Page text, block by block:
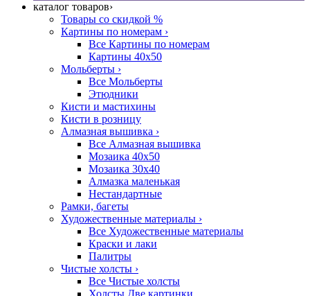
каталог товаров›
Товары со скидкой %
Картины по номерам ›
Все Картины по номерам
Картины 40x50
Мольберты ›
Все Мольберты
Этюдники
Кисти и мастихины
Кисти в розницу
Алмазная вышивка ›
Все Алмазная вышивка
Мозаика 40x50
Мозаика 30x40
Алмазка маленькая
Нестандартные
Рамки, багеты
Художественные материалы ›
Все Художественные материалы
Краски и лаки
Палитры
Чистые холсты ›
Все Чистые холсты
Холсты Две картинки